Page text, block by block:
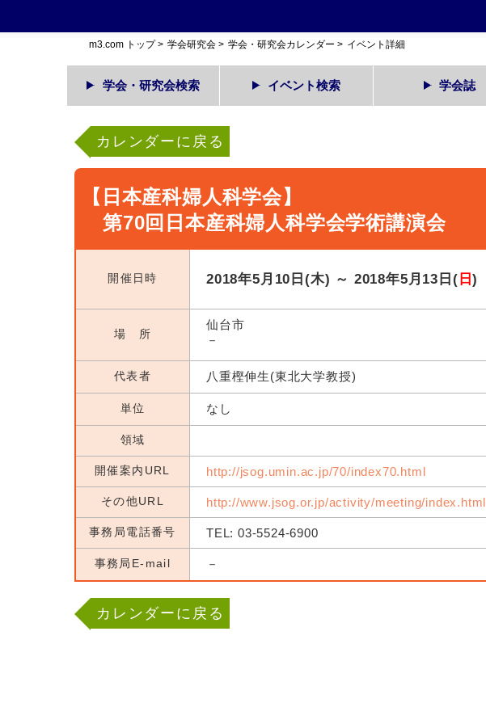
m3.com トップ> 学会研究会 > 学会・研究会カレンダー > イベント詳細
学会・研究会検索 イベント検索 学会誌
カレンダーに戻る
【日本産科婦人科学会】
第70回日本産科婦人科学会学術講演会
開催日時 2018年5月10日(木) ～ 2018年5月13日( 日)
場 所
仙台市
－
代表者 八重樫伸生(東北大学教授)
単位 なし
領域
開催案内URL http://jsog.umin.ac.jp/70/index70.html
その他URL http://www.jsog.or.jp/activity/meeting/index.html
事務局電話番号 TEL: 03-5524-6900
事務局E-mail －
カレンダーに戻る